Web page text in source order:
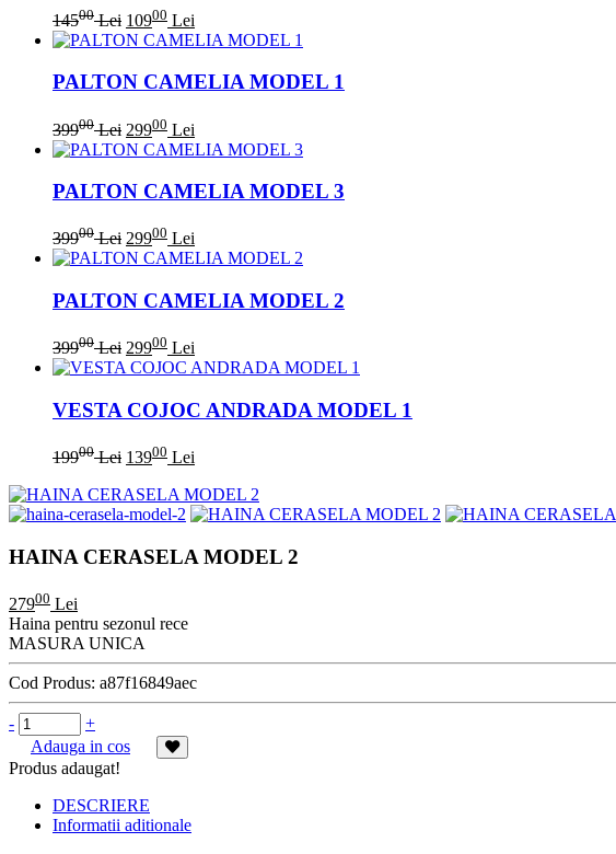
14500Lei 10900 Lei
PALTON CAMELIA MODEL 1
39900Lei 29900 Lei
PALTON CAMELIA MODEL 3
39900Lei 29900 Lei
PALTON CAMELIA MODEL 2
39900Lei 29900 Lei
VESTA COJOC ANDRADA MODEL 1
19900Lei 13900 Lei
HAINA CERASELA MODEL 2
27900 Lei
Haina pentru sezonul rece
MASURA UNICA
Cod Produs: a87f16849aec
-
+
Adauga in cos
Produs adaugat!
DESCRIERE
Informatii aditionale